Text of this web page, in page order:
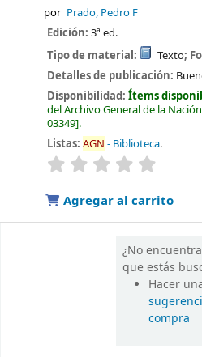
por Prado, Pedro F
Edición:3ª ed.
Tipo de material:
Texto;
Detalles de publicación:
Disponibilidad:Ítems
del Archivo General de la Nación
03349 .
Listas: AGN - Biblioteca.
valoración
Agregar al carrito
¿No
que estás
Hacer
compra